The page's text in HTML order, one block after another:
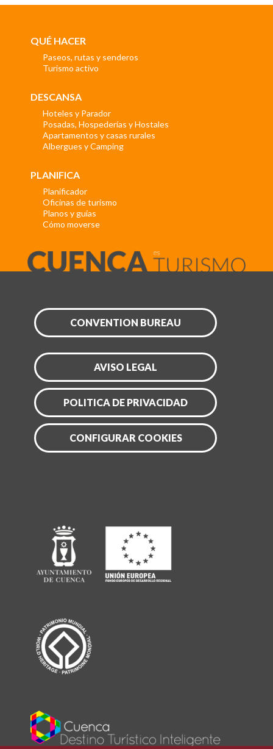
QUÉ HACER
Paseos, rutas y senderos
Turismo activo
DESCANSA
Hoteles y Parador
Posadas, Hospederías y Hostales
Apartamentos y casas rurales
Albergues y Camping
PLANIFICA
Planificador
Oficinas de turismo
Planos y guías
Cómo moverse
CONVENTION BUREAU
AVISO LEGAL
POLITICA DE PRIVACIDAD
CONFIGURAR COOKIES